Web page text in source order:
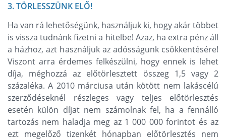
3. TÖRLESSZÜNK ELŐ!
Ha van rá lehetőségünk, használjuk ki, hogy akár többet
is vissza tudnánk fizetni a hitelbe! Azaz, ha extra pénz áll
a házhoz, azt használjuk az adósságunk csökkentésére!
Viszont arra érdemes felkészülni, hogy ennek is lehet
díja, méghozzá az előtörlesztett összeg 1,5 vagy 2
százaléka. A 2010 márciusa után kötött nem lakáscélú
szerződéseknél részleges vagy teljes előtörlesztés
esetén külön díjat nem számolnak fel, ha a fennálló
tartozás nem haladja meg az 1 000 000 forintot és az
ezt megelőző tizenkét hónapban előtörlesztés nem